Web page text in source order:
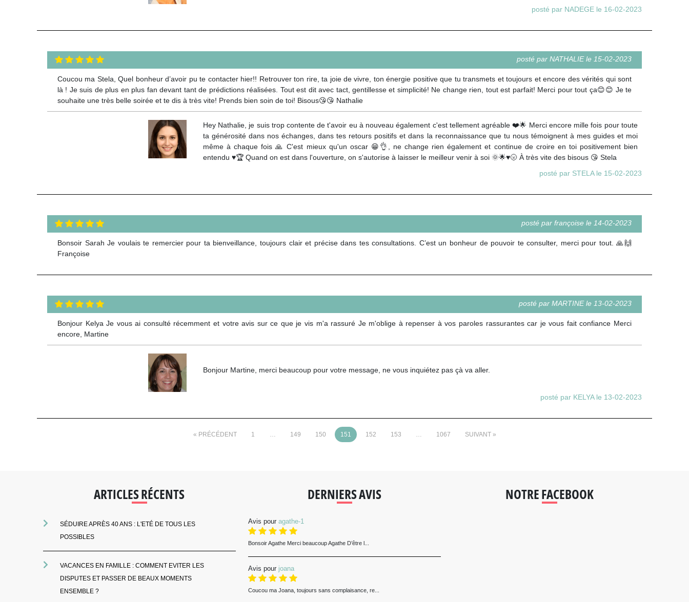
posté par NADEGE le 16-02-2023
posté par NATHALIE le 15-02-2023
Coucou ma Stela, Quel bonheur d’avoir pu te contacter hier!! Retrouver ton rire, ta joie de vivre, ton énergie positive que tu transmets et toujours et encore des vérités qui sont
là ! Je suis de plus en plus fan devant tant de prédictions réalisées. Tout est dit avec tact, gentillesse et simplicité! Ne change rien, tout est parfait! Merci pour tout ça😊😊 Je te
souhaite une très belle soirée et te dis à très vite! Prends bien soin de toi! Bisous😘😘 Nathalie
Hey Nathalie, je suis trop contente de t'avoir eu à nouveau également c'est tellement agréable ❤️🌟 Merci encore mille fois pour toute
ta générosité dans nos échanges, dans tes retours positifs et dans la reconnaissance que tu nous témoignent à mes guides et moi
même à chaque fois 🙏 C'est mieux qu'un oscar 😁👌, ne change rien également et continue de croire en toi positivement bien
entendu ♥️🏆 Quand on est dans l'ouverture, on s'autorise à laisser le meilleur venir à soi 🌞🌟♥️🌝 À très vite des bisous 😘 Stela
posté par STELA le 15-02-2023
posté par françoise le 14-02-2023
Bonsoir Sarah Je voulais te remercier pour ta bienveillance, toujours clair et précise dans tes consultations. C’est un bonheur de pouvoir te consulter, merci pour tout. 🙏🙌
Françoise
posté par MARTINE le 13-02-2023
Bonjour Kelya Je vous ai consulté récemment et votre avis sur ce que je vis m'a rassuré Je m'oblige à repenser à vos paroles rassurantes car je vous fait confiance Merci
encore, Martine
Bonjour Martine, merci beaucoup pour votre message, ne vous inquiétez pas çà va aller.
posté par KELYA le 13-02-2023
« PRÉCÉDENT 1 149 150 151 152 153 1067 SUIVANT »
ARTICLES RÉCENTS
SÉDUIRE APRÈS 40 ANS : L'ETÉ DE TOUS LES
POSSIBLES
VACANCES EN FAMILLE : COMMENT EVITER LES
DISPUTES ET PASSER DE BEAUX MOMENTS
ENSEMBLE ?
DERNIERS AVIS
Avis pour agathe-1
Bonsoir Agathe Merci beaucoup Agathe D’être l...
Avis pour joana
Coucou ma Joana, toujours sans complaisance, re...
NOTRE FACEBOOK